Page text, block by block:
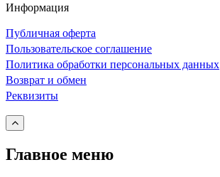
Информация
Публичная оферта
Пользовательское соглашение
Политика обработки персональных данных
Возврат и обмен
Реквизиты
Главное меню